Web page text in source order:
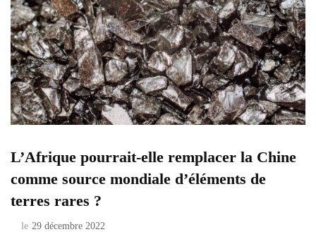
L’Afrique pourrait-elle remplacer la Chine
comme source mondiale d’éléments de
terres rares ?
le 29 décembre 2022